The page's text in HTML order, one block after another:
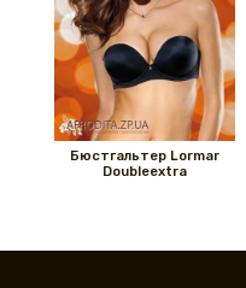
Бюстгальтер Lormar
Doubleextra